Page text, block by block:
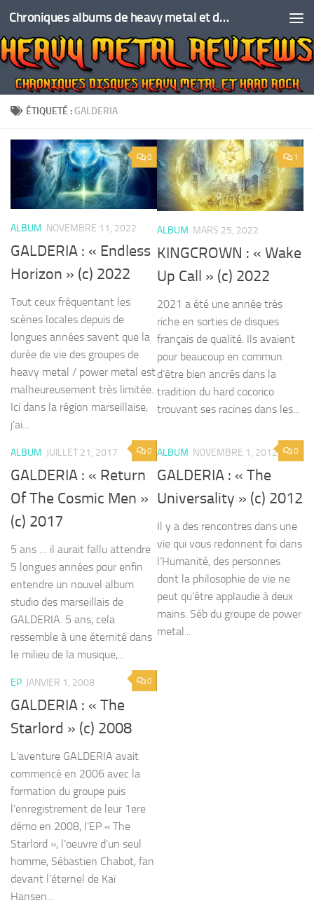
Skip to content Chroniques albums de heavy metal et de hard rock
ÉTIQUETÉ : GALDERIA
0
ALBUM NOVEMBRE 11, 2022
GALDERIA : « Endless
Horizon » (c) 2022
Tout ceux fréquentant les
scènes locales depuis de
longues années savent que la
durée de vie des groupes de
heavy metal / power metal est
malheureusement très limitée.
Ici dans la région marseillaise,
j’ai...
1
ALBUM MARS 25, 2022
KINGCROWN : « Wake
Up Call » (c) 2022
2021 a été une année très
riche en sorties de disques
français de qualité. Ils avaient
pour beaucoup en commun
d’être bien ancrés dans la
tradition du hard cocorico
trouvant ses racines dans les...
0
ALBUM JUILLET 21, 2017
GALDERIA : « Return
Of The Cosmic Men »
(c) 2017
5 ans … il aurait fallu attendre
5 longues années pour enfin
entendre un nouvel album
studio des marseillais de
GALDERIA. 5 ans, cela
ressemble à une éternité dans
le milieu de la musique,...
0
ALBUM NOVEMBRE 1, 2012
GALDERIA : « The
Universality » (c) 2012
Il y a des rencontres dans une
vie qui vous redonnent foi dans
l’Humanité, des personnes
dont la philosophie de vie ne
peut qu’être applaudie à deux
mains. Séb du groupe de power
metal...
0
EP JANVIER 1, 2008
GALDERIA : « The
Starlord » (c) 2008
L’aventure GALDERIA avait
commencé en 2006 avec la
formation du groupe puis
l’enregistrement de leur 1ere
démo en 2008, l’EP « The
Starlord », l’oeuvre d’un seul
homme, Sébastien Chabot, fan
devant l’éternel de Kaï
Hansen...